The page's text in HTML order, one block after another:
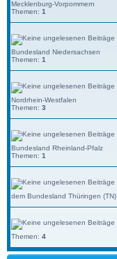
Mecklenburg-Vorpommern
Themen: 1
Bundesland Niedersachsen
Themen: 1
Nordrhein-Westfalen
Themen: 3
Bundesland Rheinland-Pfalz
Themen: 1
dem Bundesland Thüringen (TN)
Themen: 4